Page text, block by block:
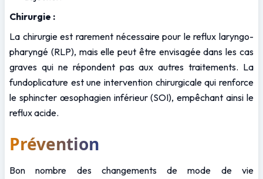
Chirurgie :
La chirurgie est rarement nécessaire pour le reflux laryngo-
pharyngé (RLP), mais elle peut être envisagée dans les cas
graves qui ne répondent pas aux autres traitements. La
fundoplicature est une intervention chirurgicale qui renforce
le sphincter œsophagien inférieur (SOI), empêchant ainsi le
reflux acide.
Prévention
Bon nombre des changements de mode de vie